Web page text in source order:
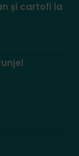
și cartofi la